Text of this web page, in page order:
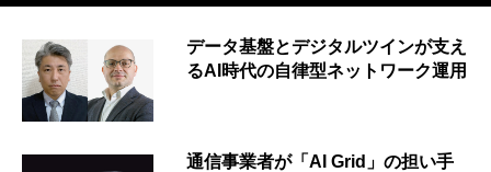
データ基盤とデジタルツインが支え
るAI時代の自律型ネットワーク運用
通信事業者が「AI Grid」の担い手